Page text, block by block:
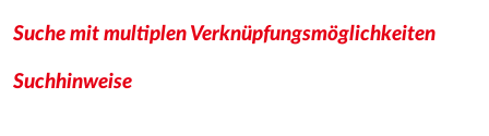
Suche mit multiplen Verknüpfungsmöglichkeiten
Suchhinweise